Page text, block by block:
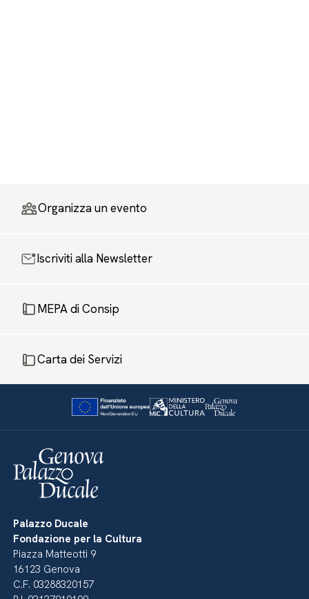
Organizza un evento
Iscriviti alla Newsletter
MEPA di Consip
Carta dei Servizi
Palazzo Ducale
Fondazione per la Cultura
Piazza Matteotti 9
16123 Genova
C.F. 03288320157